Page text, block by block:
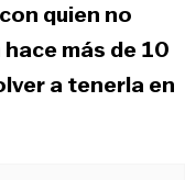
quien no
más de 10
a tenerla en